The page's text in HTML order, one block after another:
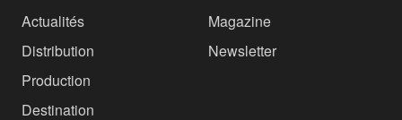
Actualités
Distribution
Production
Destination
Magazine
Newsletter